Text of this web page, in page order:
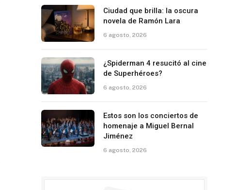
Ciudad que brilla: la oscura
novela de Ramón Lara
6 agosto, 2026
¿Spiderman 4 resucitó al cine
de Superhéroes?
6 agosto, 2026
Estos son los conciertos de
homenaje a Miguel Bernal
Jiménez
6 agosto, 2026